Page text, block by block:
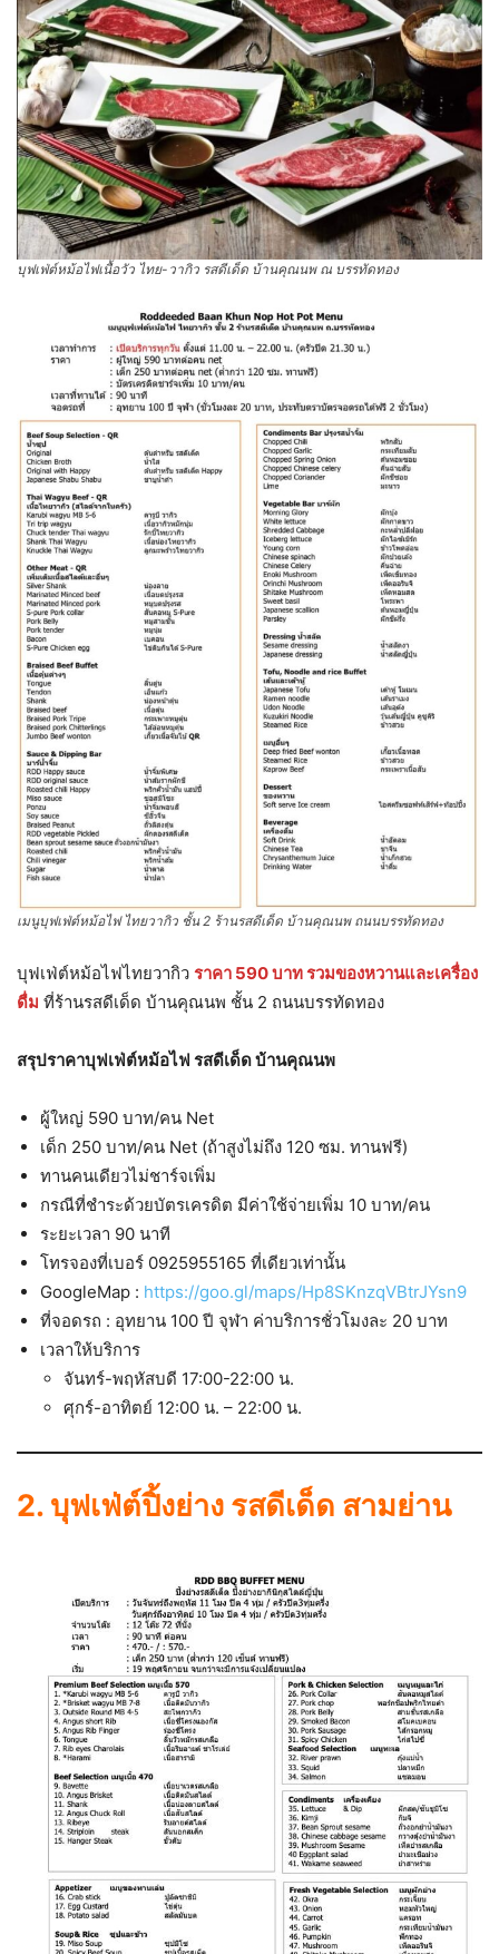
บุฟเฟ่ต์หม้อไฟเนื้อวัว ไทย-วากิว รสดีเด็ด บ้านคุณนพ ณ บรรทัดทอง
เมนูบุฟเฟ่ต์หม้อไฟ ไทยวากิว ชั้น 2 ร้านรสดีเด็ด บ้านคุณนพ ถนนบรรทัดทอง
บุฟเฟ่ต์หม้อไฟไทยวากิว ราคา 590 บาท รวมของหวานและเครื่อง
ดื่ม ที่ร้านรสดีเด็ด บ้านคุณนพ ชั้น 2 ถนนบรรทัดทอง
สรุปราคาบุฟเฟ่ต์หม้อไฟ รสดีเด็ด บ้านคุณนพ
ผู้ใหญ่ 590 บาท/คน Net
เด็ก 250 บาท/คน Net (ถ้าสูงไม่ถึง 120 ซม. ทานฟรี)
ทานคนเดียวไม่ชาร์จเพิ่ม
กรณีที่ชำระด้วยบัตรเครดิต มีค่าใช้จ่ายเพิ่ม 10 บาท/คน
ระยะเวลา 90 นาที
โทรจองที่เบอร์ 0925955165 ที่เดียวเท่านั้น
GoogleMap : https://goo.gl/maps/Hp8SKnzqVBtrJYsn9
ที่จอดรถ : อุทยาน 100 ปี จุฬา ค่าบริการชั่วโมงละ 20 บาท
เวลาให้บริการ
จันทร์-พฤหัสบดี 17:00-22:00 น.
ศุกร์-อาทิตย์ 12:00 น. – 22:00 น.
2. บุฟเฟ่ต์ปิ้งย่าง รสดีเด็ด สามย่าน